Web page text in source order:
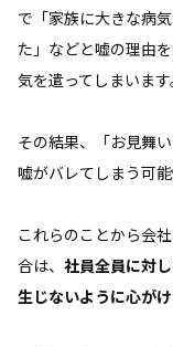
で「家族に大きな病
た」などと嘘の理由
気を遣ってしまいます
その結果、「お見舞
嘘がバレてしまう可能
これらのことから会
合は、 社員全員に対
生じないように心が